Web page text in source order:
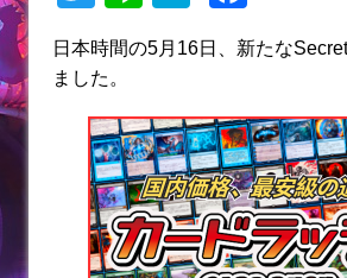
w
itt e
e
a
c
b
o
o
k
日本時間の5月16日、新たな
ました。